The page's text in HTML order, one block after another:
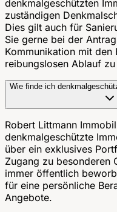
denkmalgeschützten
zuständigen
Dies gilt auch für
Sie gerne bei der
Kommunikation mit den
reibungslosen Ablauf
Wie finde ich
Robert Littmann
denkmalgeschützte
über ein exklusives
Zugang zu besonderen
immer öffentlich
für eine persönliche
Angebote.